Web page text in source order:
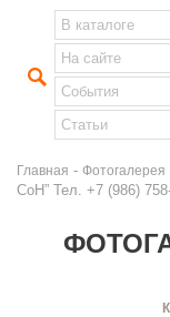
Главная - Фотогалерея
СоН” Тел. +7 (986)